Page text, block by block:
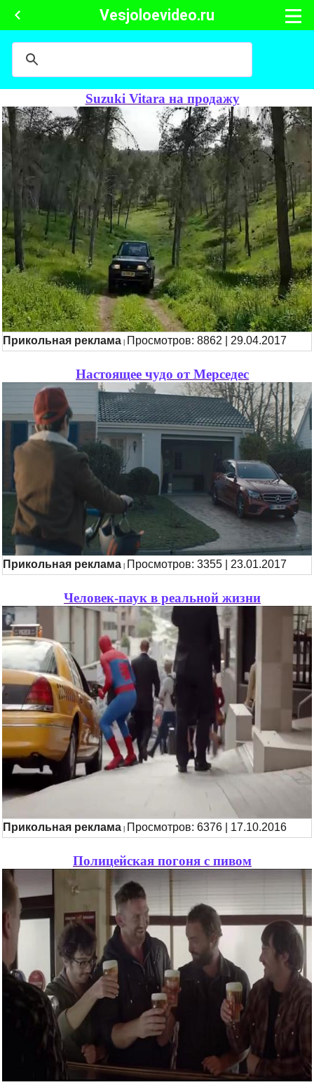
Vesjoloevideo.ru
Suzuki Vitara на продажу
Прикольная реклама Просмотров: 8862 | 29.04.2017
Настоящее чудо от Мерседес
Прикольная реклама Просмотров: 3355 | 23.01.2017
Человек-паук в реальной жизни
Прикольная реклама Просмотров: 6376 | 17.10.2016
Полицейская погоня с пивом